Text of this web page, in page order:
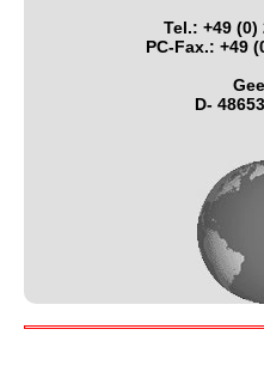
Tel.: +49 (0)
PC-Fax.: +49
D-